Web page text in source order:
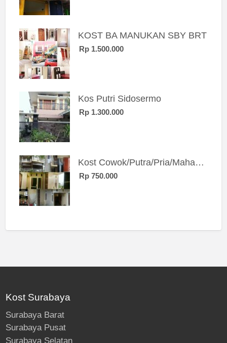
KOST BA MANUKAN SBY BRT
Rp 1.500.000
Kos Putri Sidosermo
Rp 1.300.000
Kost Cowok/Putra/Pria/Mahasiswa/Karyawan SIngle eksklusif bangunan baru
Rp 750.000
Kost Surabaya
Surabaya Barat
Surabaya Pusat
Surabaya Selatan